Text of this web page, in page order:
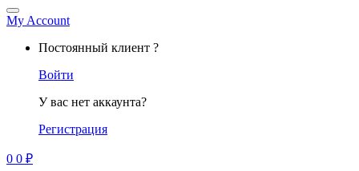
My Account
Постоянный клиент ?
Войти
У вас нет аккаунта?
Регистрация
0 0 ₽